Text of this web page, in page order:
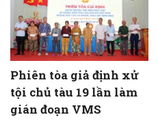
Phiên tòa giả định xử
tội chủ tàu 19 lần làm
gián đoạn VMS